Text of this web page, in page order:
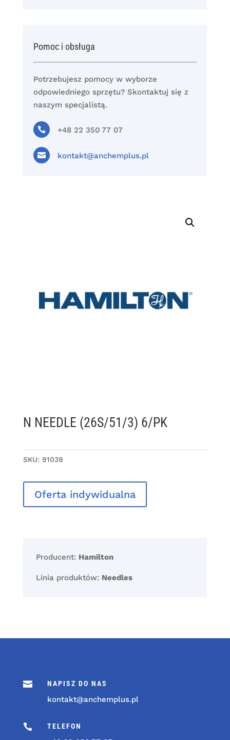
Pomoc i obsługa
Potrzebujesz pomocy w wyborze
odpowiedniego sprzętu? Skontaktuj się z
naszym specjalistą.
 +48 22 350 77 07
 kontakt@anchemplus.pl
N NEEDLE (26S/51/3) 6/PK
SKU: 91039
Oferta indywidualna
Producent: Hamilton
Linia produktów: Needles
 NAPISZ DO NAS
kontakt@anchemplus.pl
 TELEFON